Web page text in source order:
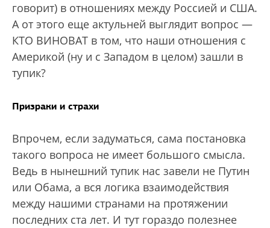
говорит) в отношениях между Россией и США.
А от этого еще актульней выглядит вопрос —
КТО ВИНОВАТ в том, что наши отношения с
Америкой (ну и с Западом в целом) зашли в
тупик?
Призраки и страхи
Впрочем, если задуматься, сама постановка
такого вопроса не имеет большого смысла.
Ведь в нынешний тупик нас завели не Путин
или Обама, а вся логика взаимодействия
между нашими странами на протяжении
последних ста лет. И тут гораздо полезнее